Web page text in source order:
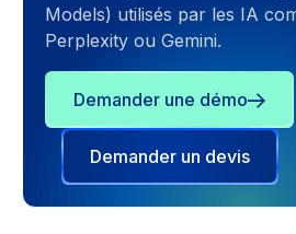
Models) utilisés par les IA
Perplexity ou Gemini.
Demander une démo
Demander un devis